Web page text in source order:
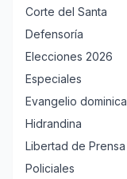
Corte del Santa
Defensoría
Elecciones 2026
Especiales
Evangelio dominical
Hidrandina
Libertad de Prensa
Policiales